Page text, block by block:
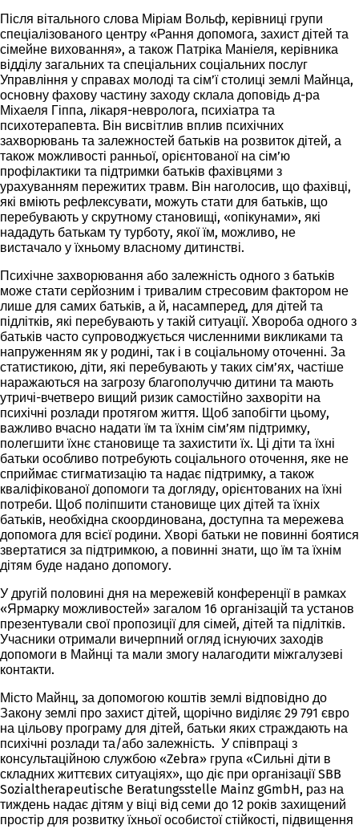
Після вітального слова Міріам Вольф, керівниці групи
спеціалізованого центру «Рання допомога, захист дітей та
сімейне виховання», а також Патріка Маніеля, керівника
відділу загальних та спеціальних соціальних послуг
Управління у справах молоді та сім’ї столиці землі Майнца,
основну фахову частину заходу склала доповідь д-ра
Міхаеля Гіппа, лікаря-невролога, психіатра та
психотерапевта. Він висвітлив вплив психічних
захворювань та залежностей батьків на розвиток дітей, а
також можливості ранньої, орієнтованої на сім’ю
профілактики та підтримки батьків фахівцями з
урахуванням пережитих травм. Він наголосив, що фахівці,
які вміють рефлексувати, можуть стати для батьків, що
перебувають у скрутному становищі, «опікунами», які
нададуть батькам ту турботу, якої їм, можливо, не
вистачало у їхньому власному дитинстві.
Психічне захворювання або залежність одного з батьків
може стати серйозним і тривалим стресовим фактором не
лише для самих батьків, а й, насамперед, для дітей та
підлітків, які перебувають у такій ситуації. Хвороба одного з
батьків часто супроводжується численними викликами та
напруженням як у родині, так і в соціальному оточенні. За
статистикою, діти, які перебувають у таких сім’ях, частіше
наражаються на загрозу благополуччю дитини та мають
утричі-вчетверо вищий ризик самостійно захворіти на
психічні розлади протягом життя. Щоб запобігти цьому,
важливо вчасно надати їм та їхнім сім’ям підтримку,
полегшити їхнє становище та захистити їх. Ці діти та їхні
батьки особливо потребують соціального оточення, яке не
сприймає стигматизацію та надає підтримку, а також
кваліфікованої допомоги та догляду, орієнтованих на їхні
потреби. Щоб поліпшити становище цих дітей та їхніх
батьків, необхідна скоординована, доступна та мережева
допомога для всієї родини. Хворі батьки не повинні боятися
звертатися за підтримкою, а повинні знати, що їм та їхнім
дітям буде надано допомогу.
У другій половині дня на мережевій конференції в рамках
«Ярмарку можливостей» загалом 16 організацій та установ
презентували свої пропозиції для сімей, дітей та підлітків.
Учасники отримали вичерпний огляд існуючих заходів
допомоги в Майнці та мали змогу налагодити міжгалузеві
контакти.
Місто Майнц, за допомогою коштів землі відповідно до
Закону землі про захист дітей, щорічно виділяє 29 791 євро
на цільову програму для дітей, батьки яких страждають на
психічні розлади та/або залежність. У співпраці з
консультаційною службою «Zebra» група «Сильні діти в
складних життєвих ситуаціях», що діє при організації SBB
Sozialtherapeutische Beratungsstelle Mainz gGmbH, раз на
тиждень надає дітям у віці від семи до 12 років захищений
простір для розвитку їхньої особистої стійкості, підвищення